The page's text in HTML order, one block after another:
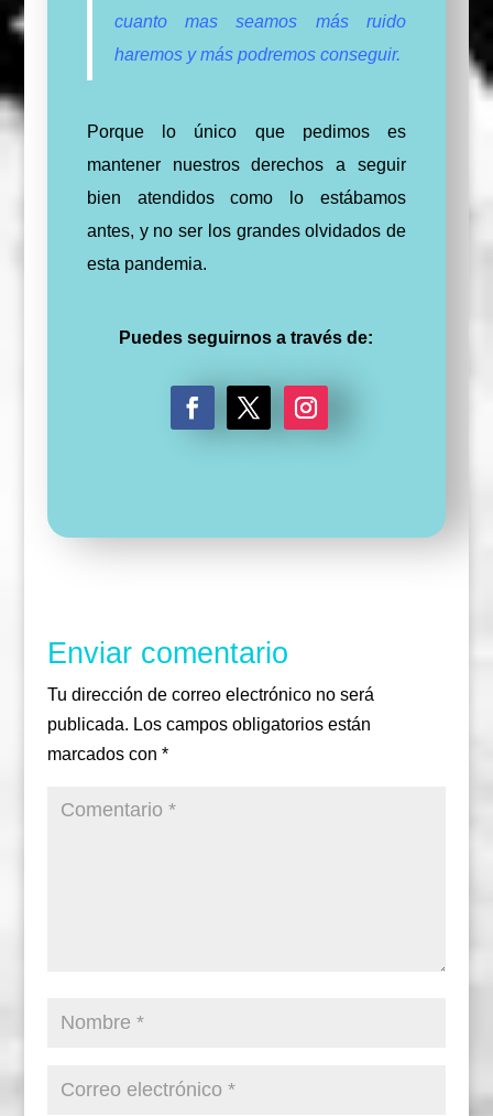
cuanto mas seamos más ruido
haremos y más podremos conseguir.
Porque lo único que pedimos es
mantener nuestros derechos a seguir
bien atendidos como lo estábamos
antes, y no ser los grandes olvidados de
esta pandemia.
Puedes seguirnos a través de:
Enviar comentario
Tu dirección de correo electrónico no será
publicada. Los campos obligatorios están
marcados con *